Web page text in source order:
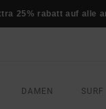
25% rabatt auf alle
DAMEN SURF